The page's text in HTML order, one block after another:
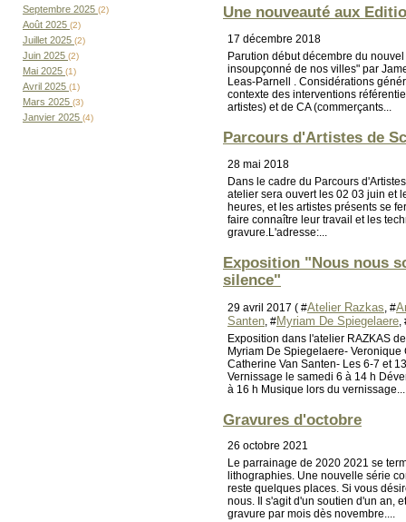
Septembre 2025 (2)
Août 2025 (2)
Juillet 2025 (2)
Juin 2025 (2)
Mai 2025 (1)
Avril 2025 (1)
Mars 2025 (3)
Janvier 2025 (4)
Une nouveauté aux
17 décembre 2018
Parution début décembre du
insoupçonné de nos villes" par
Leas-Parnell . Considérations
contexte des interventions
artistes) et de CA (commerçants...
Parcours d'Artistes de
28 mai 2018
Dans le cadre du Parcours
atelier sera ouvert les 02 03 juin et
heures, et les artistes présents se
faire connaître leur travail et les
gravure.L'adresse:...
Exposition "Nous nous
silence"
29 avril 2017 ( #Atelier Razkas , #
Santen , #Myriam De Spiegelaere
Exposition dans l'atelier RAZKAS
Myriam De Spiegelaere- Veronique
Catherine Van Santen- Les 6-7 et
Vernissage le samedi 6 à 14 h
à 16 h Musique lors du vernissage...
Gravures d'octobre
26 octobre 2021
Le parrainage de 2020 2021 se
lithographies. Une nouvelle série
reste quelques places. Si vous
nous. Il s'agit d'un soutien d'un an,
gravure par mois dès novembre....